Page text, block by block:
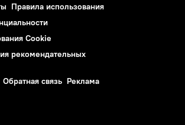
Правила использования
Cookie
рекомендательных
Обратная связь Реклама